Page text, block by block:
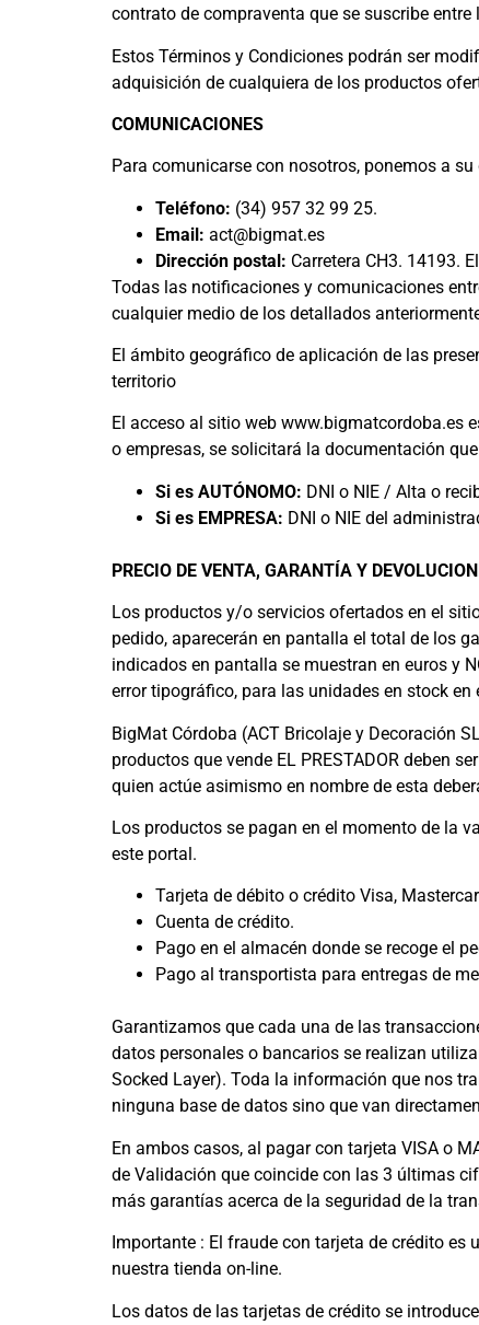
contrato de compraventa que se suscribe entre
Estos Términos y Condiciones podrán ser
adquisición de cualquiera de los productos
COMUNICACIONES
Para comunicarse con nosotros, ponemos a
Teléfono: (34) 957 32 99 25.
Email: act@bigmat.es
Dirección postal: Carretera CH3. 14193.
Todas las notificaciones y comunicaciones
cualquier medio de los detallados
El ámbito geográfico de aplicación de las
territorio
El acceso al sitio web www.bigmatcordoba.es
o empresas, se solicitará la documentación
Si es AUTÓNOMO: DNI o NIE / Alta o
Si es EMPRESA: DNI o NIE del
PRECIO DE VENTA, GARANTÍA Y
Los productos y/o servicios ofertados en el
pedido, aparecerán en pantalla el total de los
indicados en pantalla se muestran en euros y
error tipográfico, para las unidades en stock
BigMat Córdoba (ACT Bricolaje y Decoración
productos que vende EL PRESTADOR deben
quien actúe asimismo en nombre de esta
Los productos se pagan en el momento de la
este portal.
Tarjeta de débito o crédito Visa,
Cuenta de crédito.
Pago en el almacén donde se recoge el
Pago al transportista para entregas de
Garantizamos que cada una de las
datos personales o bancarios se realizan
Socked Layer). Toda la información que nos
ninguna base de datos sino que van
En ambos casos, al pagar con tarjeta VISA o
de Validación que coincide con las 3 últimas
más garantías acerca de la seguridad de la
Importante : El fraude con tarjeta de crédito
nuestra tienda on-line.
Los datos de las tarjetas de crédito se